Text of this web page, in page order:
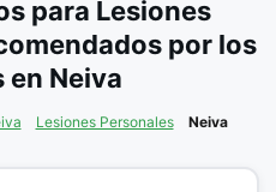
para Lesiones
por los
en Neiva
Lesiones Personales Neiva